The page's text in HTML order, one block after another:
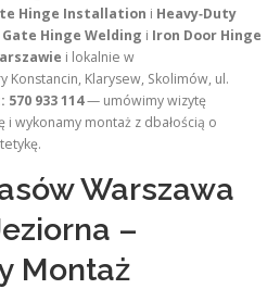
Hinge Installation i Heavy‑Duty
Hinge Welding i Iron Door Hinge
i lokalnie w
Konstancin, Klarysew, Skolimów, ul.
933 114— umówimy wizytę
wykonamy montaż z dbałością o
Warszawa
–
Montaż